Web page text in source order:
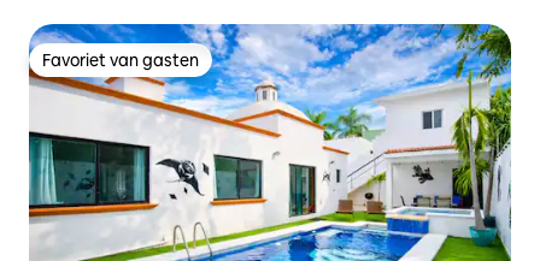
Favoriet van gasten
Favoriet van gasten